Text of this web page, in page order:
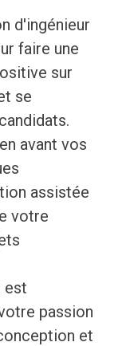
d'ingénieur
faire une
sur
se
avant vos
assistée
votre
est
passion
et